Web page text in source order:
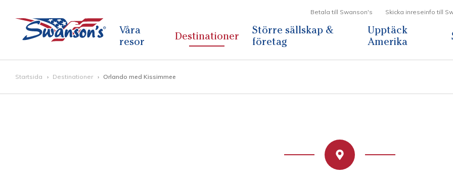
Betala till Swanson's Skicka inreseinfo till
Våra
resor
Destinationer
Större sällskap &
företag
Upptäck
Amerika
Startsida Destinationer Orlando med Kissimmee